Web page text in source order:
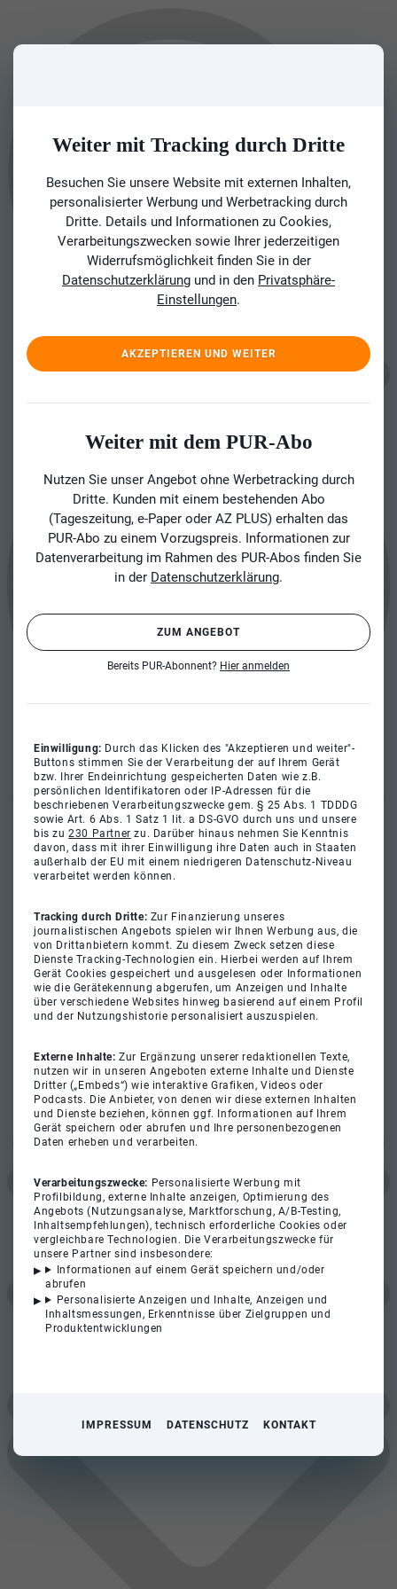
Weiter mit Tracking durch Dritte
Besuchen Sie unsere Website mit externen Inhalten,
personalisierter Werbung und Werbetracking durch
Dritte. Details und Informationen zu Cookies,
Verarbeitungszwecken sowie Ihrer jederzeitigen
Widerrufsmöglichkeit finden Sie in der
Datenschutzerklärung und in den Privatsphäre-
Einstellungen.
AKZEPTIEREN UND WEITER
Weiter mit dem PUR-Abo
Nutzen Sie unser Angebot ohne Werbetracking durch
Dritte. Kunden mit einem bestehenden Abo
(Tageszeitung, e-Paper oder AZ PLUS) erhalten das
PUR-Abo zu einem Vorzugspreis. Informationen zur
Datenverarbeitung im Rahmen des PUR-Abos finden Sie
in der Datenschutzerklärung.
ZUM ANGEBOT
Bereits PUR-Abonnent? Hier anmelden
Einwilligung: Durch das Klicken des "Akzeptieren und weiter"-
Buttons stimmen Sie der Verarbeitung der auf Ihrem Gerät
bzw. Ihrer Endeinrichtung gespeicherten Daten wie z.B.
persönlichen Identifikatoren oder IP-Adressen für die
beschriebenen Verarbeitungszwecke gem. § 25 Abs. 1 TDDDG
sowie Art. 6 Abs. 1 Satz 1 lit. a DS-GVO durch uns und unsere
bis zu230 Partner zu. Darüber hinaus nehmen Sie Kenntnis
davon, dass mit ihrer Einwilligung ihre Daten auch in Staaten
außerhalb der EU mit einem niedrigeren Datenschutz-Niveau
verarbeitet werden können.
Tracking durch Dritte: Zur Finanzierung unseres
journalistischen Angebots spielen wir Ihnen Werbung aus, die
von Drittanbietern kommt. Zu diesem Zweck setzen diese
Dienste Tracking-Technologien ein. Hierbei werden auf Ihrem
Gerät Cookies gespeichert und ausgelesen oder Informationen
wie die Gerätekennung abgerufen, um Anzeigen und Inhalte
über verschiedene Websites hinweg basierend auf einem Profil
und der Nutzungshistorie personalisiert auszuspielen.
Externe Inhalte:Zur Ergänzung unserer redaktionellen Texte,
nutzen wir in unseren Angeboten externe Inhalte und Dienste
Dritter („Embeds“) wie interaktive Grafiken, Videos oder
Podcasts. Die Anbieter, von denen wir diese externen Inhalten
und Dienste beziehen, können ggf. Informationen auf Ihrem
Gerät speichern oder abrufen und Ihre personenbezogenen
Daten erheben und verarbeiten.
Verarbeitungszwecke: Personalisierte Werbung mit
Profilbildung, externe Inhalte anzeigen, Optimierung des
Angebots (Nutzungsanalyse, Marktforschung, A/B-Testing,
Inhaltsempfehlungen), technisch erforderliche Cookies oder
vergleichbare Technologien. Die Verarbeitungszwecke für
unsere Partner sind insbesondere:
Informationen auf einem Gerät speichern und/oder
abrufen
Personalisierte Anzeigen und Inhalte, Anzeigen und
Inhaltsmessungen, Erkenntnisse über Zielgruppen und
Produktentwicklungen
IMPRESSUM DATENSCHUTZ KONTAKT